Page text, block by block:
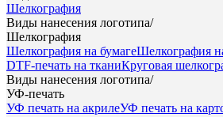
Шелкография
Виды нанесения логотипа/
Шелкография
Шелкография на бумагеШелкография
DTF-печать на тканиКруговая
Виды нанесения логотипа/
УФ-печать
УФ печать на акрилеУФ печать на